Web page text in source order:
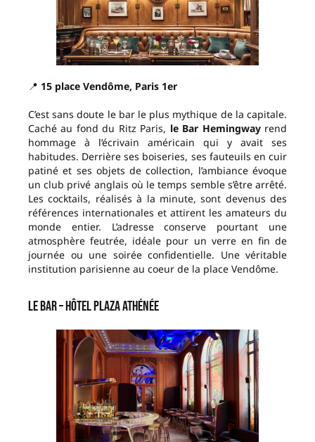
📍 15 place Vendôme, Paris 1er
C’est sans doute le bar le plus mythique de la capitale.
Caché au fond du Ritz Paris, le Bar Hemingwayrend
hommage à l’écrivain américain qui y avait ses
habitudes. Derrière ses boiseries, ses fauteuils en cuir
patiné et ses objets de collection, l’ambiance évoque
un club privé anglais où le temps semble s’être arrêté.
Les cocktails, réalisés à la minute, sont devenus des
références internationales et attirent les amateurs du
monde entier. L’adresse conserve pourtant une
atmosphère feutrée, idéale pour un verre en fin de
journée ou une soirée confidentielle. Une véritable
institution parisienne au coeur de la place Vendôme.
Le Bar – Hôtel Plaza Athénée